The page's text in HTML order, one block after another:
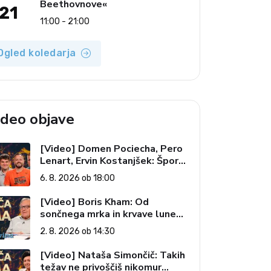
Beethovnove«
11:00 - 21:00
koledarja
objave
[Video] Domen Pociecha, Pero
Lenart, Ervin Kostanjšek: Šport
specialcev (Vroča tema, 6. 8.
2026)
6. 8. 2026 ob 18:00
[Video] Boris Kham: Od
sončnega mrka in krvave lune
do slovenskih pečatov v vesolju
(Vroča tema, 2. 8. 2026)
2. 8. 2026 ob 14:30
[Video] Nataša Simončič: Takih
težav ne privoščiš nikomur